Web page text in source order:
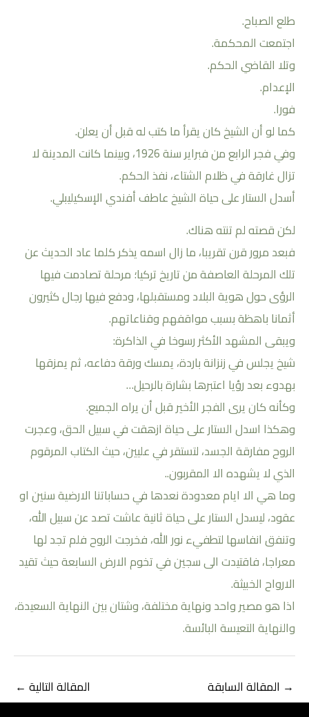
طلع الصباح.
اجتمعت المحكمة.
وتلا القاضي الحكم.
الإعدام.
فورا.
كما لو أن الشيخ كان يقرأ ما كتب له قبل أن يعلن.
وفي فجر الرابع من فبراير سنة 1926، وبينما كانت المدينة لا
تزال غارقة في ظلام الشتاء، نفذ الحكم.
أسدل الستار على حياة الشيخ عاطف أفندي الإسكيليبلي.
لكن قصته لم تنته هناك.
فبعد مرور قرن تقريبا، ما زال اسمه يذكر كلما عاد الحديث عن
تلك المرحلة العاصفة من تاريخ تركيا؛ مرحلة تصادمت فيها
الرؤى حول هوية البلاد ومستقبلها، ودفع فيها رجال كثيرون
أثمانا باهظة بسبب مواقفهم وقناعاتهم.
ويبقى المشهد الأكثر رسوخا في الذاكرة:
شيخ يجلس في زنزانة باردة، يمسك ورقة دفاعه، ثم يمزقها
بهدوء بعد رؤيا اعتبرها بشارة بالرحيل…
وكأنه كان يرى الفجر الأخير قبل أن يراه الجميع.
وهكذا اسدل الستار على حياة ازهقت في سبيل الحق، وعجرت
الروح مفارقة الجسد، لتستقر في عليين، حيث الكتاب المرقوم
الذي ﻻ يشهده الا المقربون..
وما هي اﻻ ايام معدودة نعدها في حساباتنا الارضية سنين او
عقود، ليسدل الستار على حياة ثانية عاشت تصد عن سبيل الله،
وتنفق انفاسها لتطفيء نور الله، فخرجت الروح فلم تجد لها
معراجا، فاقتيدت الى سجين في تخوم اﻻرض السابعة حيث تقيد
الارواح الخبيثة.
اذا هو مصير واحد ونهاية مختلفة، وشتان بين النهاية السعيدة،
والنهاية التعيسة البائسة.
→ المقالة السابقة المقالة التالية ←